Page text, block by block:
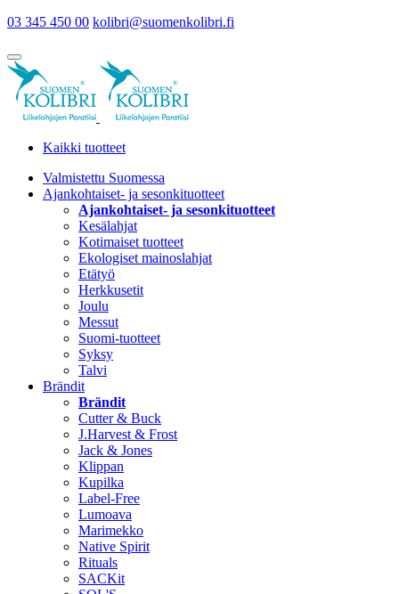
03 345 450 00 kolibri@suomenkolibri.fi
Kaikki tuotteet
Valmistettu Suomessa
Ajankohtaiset- ja sesonkituotteet
Ajankohtaiset- ja sesonkituotteet
Kesälahjat
Kotimaiset tuotteet
Ekologiset mainoslahjat
Etätyö
Herkkusetit
Joulu
Messut
Suomi-tuotteet
Syksy
Talvi
Brändit
Brändit
Cutter & Buck
J.Harvest & Frost
Jack & Jones
Klippan
Kupilka
Label-Free
Lumoava
Marimekko
Native Spirit
Rituals
SACKit